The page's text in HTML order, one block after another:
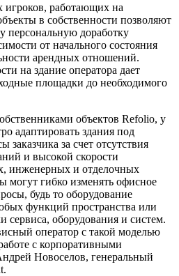
игроков, работающих на
в собственности позволяют
персональную доработку
от начального состояния
арендных отношений.
на здание оператора дает
площадки до необходимого
объектов Refolio, у
адаптировать здания под
заказчика за счет отсутствия
и высокой скорости
инженерных и отделочных
гибко изменять офисное
будь то оборудование
функций пространства или
сервиса, оборудования и систем.
оператор с такой моделью
с корпоративными
Новоселов, генеральный